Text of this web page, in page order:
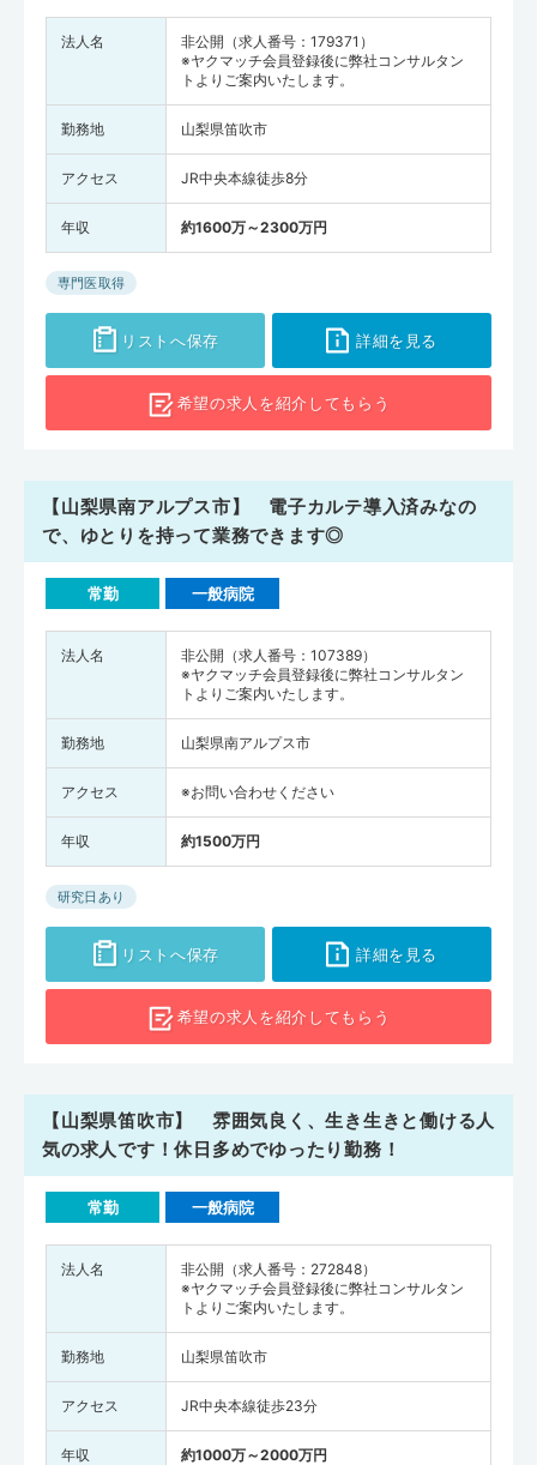
法人名
非公開（求人番号：179371）
※ヤクマッチ会員登録後に弊社コンサルタン
トよりご案内いたします。
勤務地 山梨県笛吹市
アクセス JR中央本線徒歩8分
年収 約1600万～2300万円
専門医取得
リストへ保存 詳細を見る
希望の求人を紹介してもらう
【山梨県南アルプス市】 電子カルテ導入済みなの
で、ゆとりを持って業務できます◎
常勤 一般病院
法人名
非公開（求人番号：107389）
※ヤクマッチ会員登録後に弊社コンサルタン
トよりご案内いたします。
勤務地 山梨県南アルプス市
アクセス ※お問い合わせください
年収 約1500万円
研究日あり
リストへ保存 詳細を見る
希望の求人を紹介してもらう
【山梨県笛吹市】 雰囲気良く、生き生きと働ける人
気の求人です！休日多めでゆったり勤務！
常勤 一般病院
法人名
非公開（求人番号：272848）
※ヤクマッチ会員登録後に弊社コンサルタン
トよりご案内いたします。
勤務地 山梨県笛吹市
アクセス JR中央本線徒歩23分
年収 約1000万～2000万円